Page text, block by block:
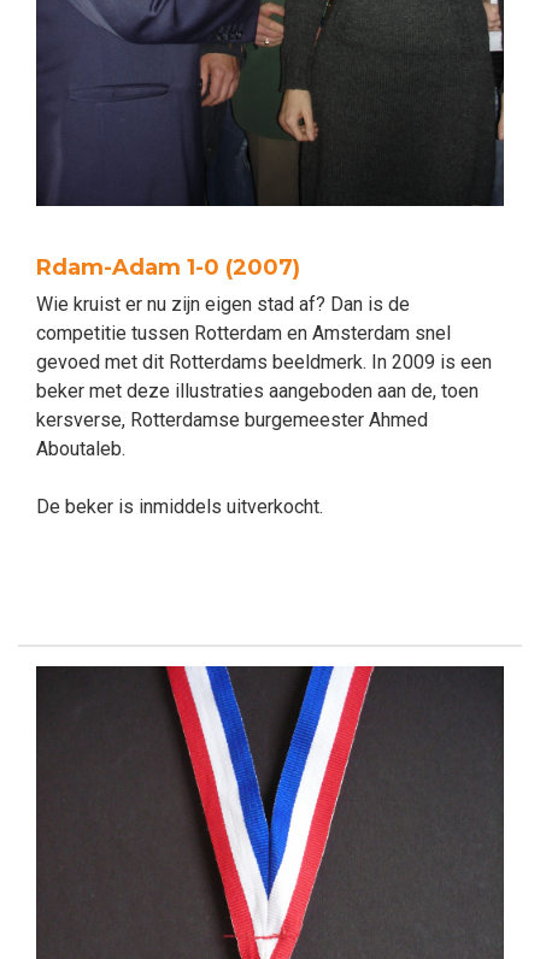
Rdam-Adam 1-0 (2007)
Wie kruist er nu zijn eigen stad af? Dan is de
competitie tussen Rotterdam en Amsterdam snel
gevoed met dit Rotterdams beeldmerk. In 2009 is een
beker met deze illustraties aangeboden aan de, toen
kersverse, Rotterdamse burgemeester Ahmed
Aboutaleb.
De beker is inmiddels uitverkocht.